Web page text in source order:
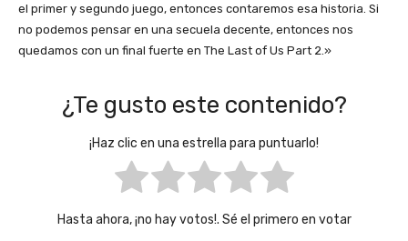
el primer y segundo juego, entonces contaremos esa historia. Si
no podemos pensar en una secuela decente, entonces nos
quedamos con un final fuerte en The Last of Us Part 2.»
¿Te gusto este contenido?
¡Haz clic en una estrella para puntuarlo!
Hasta ahora, ¡no hay votos!. Sé el primero en votar